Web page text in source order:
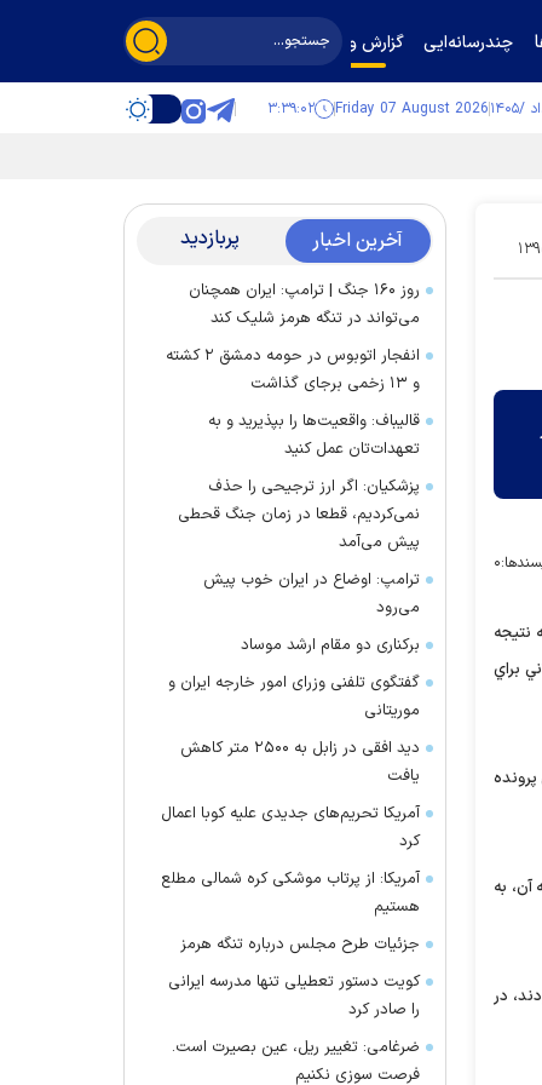
چندرسانه‌ایی گزارش و گفت‌وگو
Friday 07 August 2026 ۳:۳۹:۰۲
۰۴
اسفند ٩٣ در
۰
نتيجه
براي
به
در
آخرین اخبار پربازدید
روز ۱۶۰ جنگ | ترامپ: ایران همچنان
می‌تواند در تنگه هرمز شلیک کند
انفجار اتوبوس در حومه دمشق ۲ کشته
و ۱۳ زخمی برجای گذاشت
قالیباف: واقعیت‌ها را بپذیرید و به
تعهدات‌تان عمل کنید
پزشکیان: اگر ارز ترجیحی را حذف
نمی‌کردیم، قطعا در زمان جنگ قحطی
پیش می‌آمد
ترامپ: اوضاع در ایران خوب پیش
می‌رود
برکناری دو مقام ارشد موساد
گفتگوی تلفنی وزرای امور خارجه ایران و
موریتانی
دید افقی در زابل به ۲۵۰۰ متر کاهش
یافت
آمریکا تحریم‌های جدیدی علیه کوبا اعمال
کرد
آمریکا: از پرتاب موشکی کره شمالی مطلع
هستیم
جزئیات طرح مجلس درباره تنگه هرمز
کویت دستور تعطیلی تنها مدرسه ایرانی
را صادر کرد
ضرغامی: تغییر ریل، عین بصیرت است.
فرصت سوزی نکنیم